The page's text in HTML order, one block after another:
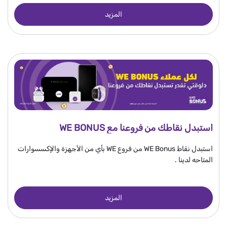
المزيد
استبدل نقاطك من فروعنا مع WE BONUS
استبدل نقاط WE Bonus من فروع WE بأي من الأجهزة والإكسسوارات
المتاحه لدينا .
المزيد